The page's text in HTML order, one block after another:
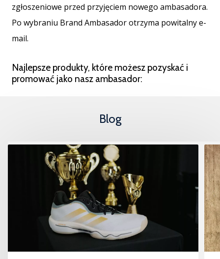
zgłoszeniowe przed przyjęciem nowego ambasadora.
Po wybraniu Brand Ambasador otrzyma powitalny e-
mail.
Najlepsze produkty, które możesz pozyskać i
promować jako nasz ambasador:
Blog